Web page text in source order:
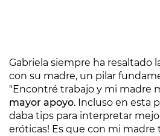
Gabriela siempre ha resaltado
con su madre, un pilar
"Encontré trabajo y mi madre
mayor apoyo. Incluso en esta
daba tips para interpretar
eróticas! Es que con mi